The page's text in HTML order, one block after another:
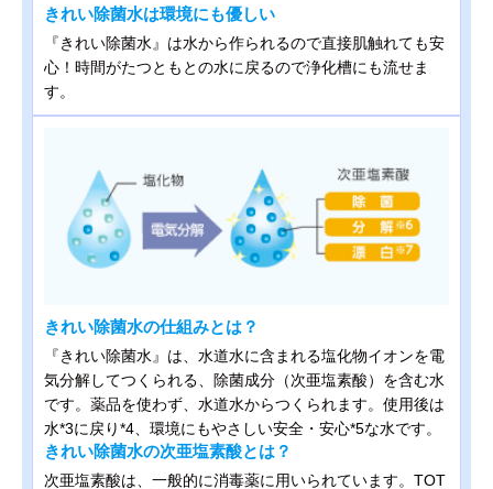
きれい除菌水は環境にも優しい
『きれい除菌水』は水から作られるので直接肌触れても安
心！時間がたつともとの水に戻るので浄化槽にも流せま
す。
きれい除菌水の仕組みとは？
『きれい除菌水』は、水道水に含まれる塩化物イオンを電
気分解してつくられる、除菌成分（次亜塩素酸）を含む水
です。薬品を使わず、水道水からつくられます。使用後は
水*3に戻り*4、環境にもやさしい安全・安心*5な水です。
きれい除菌水の次亜塩素酸とは？
次亜塩素酸は、一般的に消毒薬に用いられています。TOT